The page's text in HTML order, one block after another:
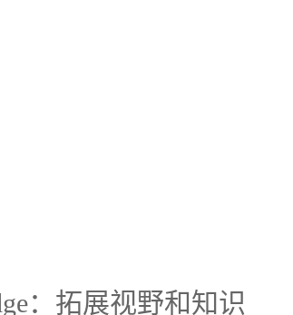
：拓展视野和知识